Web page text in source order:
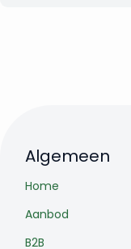
Algemeen
Home
Aanbod
B2B